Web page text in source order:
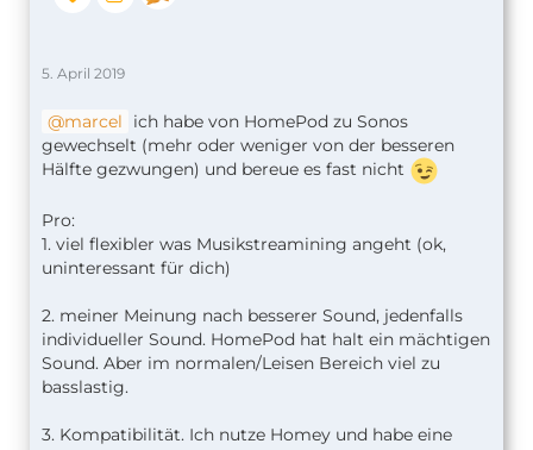
5. April 2019
marcel
ich habe von HomePod zu Sonos
gewechselt (mehr oder weniger von der besseren
Hälfte gezwungen) und bereue es fast nicht
Pro:
1. viel flexibler was Musikstreamining angeht (ok,
uninteressant für dich)
2. meiner Meinung nach besserer Sound, jedenfalls
individueller Sound. HomePod hat halt ein mächtigen
Sound. Aber im normalen/Leisen Bereich viel zu
basslastig.
3. Kompatibilität. Ich nutze Homey und habe eine